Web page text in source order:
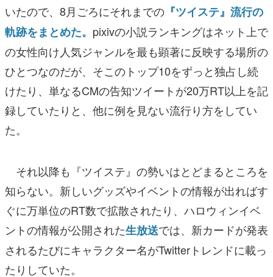
いたので、8月ごろにそれまでの 『ツイステ』流行の
軌跡をまとめた。 pixivの小説ランキングはネット上で
の女性向け人気ジャンルを最も顕著に反映する場所の
ひとつなのだが、そこのトップ10をずっと独占し続
けたり、単なるCMの告知ツイートが20万RT以上を記
録していたりと、他に例を見ない流行り方をしてい
た。
それ以降も『ツイステ』の勢いはとどまるところを
知らない。新しいグッズやイベントの情報が出ればす
ぐに万単位のRT数で拡散されたり、ハロウィンイベ
ントの情報が公開された生放送では、新カードが発表
されるたびにキャラクター名がTwitterトレンドに載っ
たりしていた。